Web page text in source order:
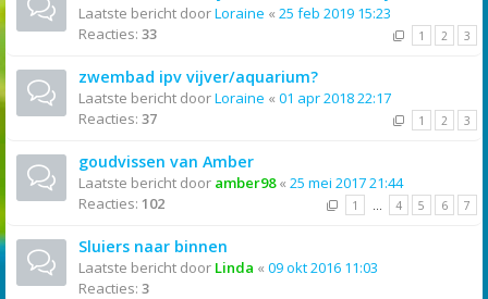
Laatste bericht doorLoraine « 25 feb 2019 15:23
Reacties: 33 1 2 3
zwembad ipv vijver/aquarium?
Laatste bericht doorLoraine « 01 apr 2018 22:17
Reacties: 37 1 2 3
goudvissen van Amber
Laatste bericht door amber98« 25 mei 2017 21:44
Reacties: 102 1 … 4 5 6 7
Sluiers naar binnen
Laatste bericht door Linda « 09 okt 2016 11:03
Reacties: 3